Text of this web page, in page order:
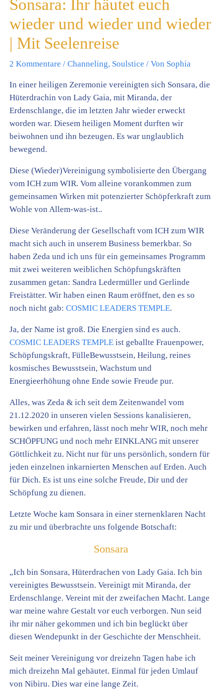
Sonsara: Ihr häutet euch
wieder und wieder und wieder
| Mit Seelenreise
2 Kommentare /Channeling, Soulstice / Von Sophia
In einer heiligen Zeremonie vereinigten sich Sonsara, die
Hüterdrachin von Lady Gaia, mit Miranda, der
Erdenschlange, die im letzten Jahr wieder erweckt
worden war. Diesem heiligen Moment durften wir
beiwohnen und ihn bezeugen. Es war unglaublich
bewegend.
Diese (Wieder)Vereinigung symbolisierte den Übergang
vom ICH zum WIR. Vom alleine vorankommen zum
gemeinsamen Wirken mit potenzierter Schöpferkraft zum
Wohle von Allem-was-ist..
Diese Veränderung der Gesellschaft vom ICH zum WIR
macht sich auch in unserem Business bemerkbar. So
haben Zeda und ich uns für ein gemeinsames Programm
mit zwei weiteren weiblichen Schöpfungskräften
zusammen getan: Sandra Ledermüller und Gerlinde
Freistätter. Wir haben einen Raum eröffnet, den es so
noch nicht gab:COSMIC LEADERS TEMPLE.
Ja, der Name ist groß. Die Energien sind es auch.
COSMIC LEADERS TEMPLE ist geballte Frauenpower,
Schöpfungskraft, FülleBewusstsein, Heilung, reines
kosmisches Bewusstsein, Wachstum und
Energieerhöhung ohne Ende sowie Freude pur.
Alles, was Zeda & ich seit dem Zeitenwandel vom
21.12.2020 in unseren vielen Sessions kanalisieren,
bewirken und erfahren, lässt noch mehr WIR, noch mehr
SCHÖPFUNG und noch mehr EINKLANG mit unserer
Göttlichkeit zu. Nicht nur für uns persönlich, sondern für
jeden einzelnen inkarnierten Menschen auf Erden. Auch
für Dich. Es ist uns eine solche Freude, Dir und der
Schöpfung zu dienen.
Letzte Woche kam Sonsara in einer sternenklaren Nacht
zu mir und überbrachte uns folgende Botschaft:
Sonsara
„Ich bin Sonsara, Hüterdrachen von Lady Gaia. Ich bin
vereinigtes Bewusstsein. Vereinigt mit Miranda, der
Erdenschlange. Vereint mit der zweifachen Macht. Lange
war meine wahre Gestalt vor euch verborgen. Nun seid
ihr mir näher gekommen und ich bin beglückt über
diesen Wendepunkt in der Geschichte der Menschheit.
Seit meiner Vereinigung vor dreizehn Tagen habe ich
mich dreizehn Mal gehäutet. Einmal für jeden Umlauf
von Nibiru. Dies war eine lange Zeit.